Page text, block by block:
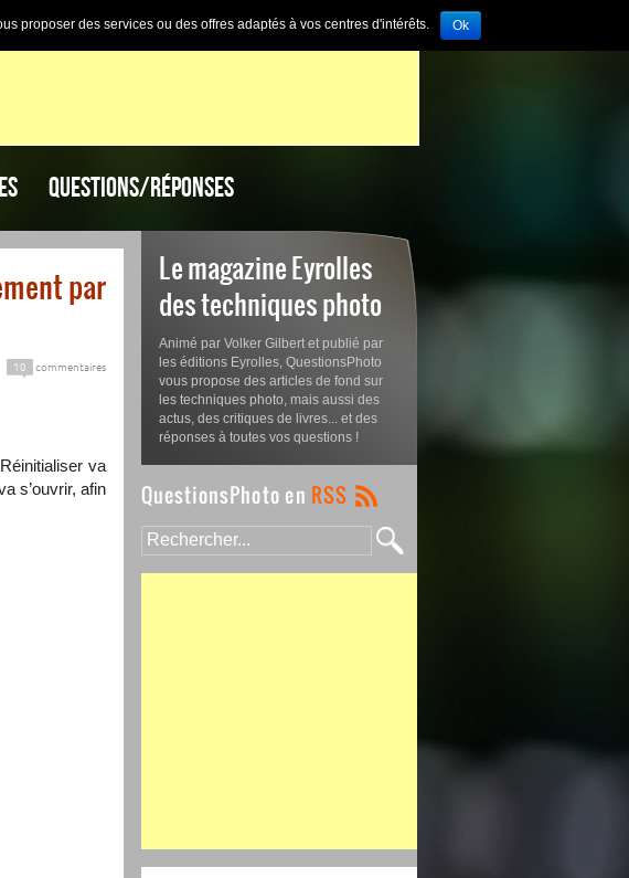
QUESTIONS/RÉPONSES
par
10 commentaires
va
s’ouvrir, afin
Le magazine Eyrolles
des techniques photo
Animé par Volker Gilbert et publié par
les éditions Eyrolles, QuestionsPhoto
vous propose des articles de fond sur
les techniques photo, mais aussi des
actus, des critiques de livres... et des
réponses à toutes vos questions !
proposer des services ou des offres adaptés à vos centres d'intérêts. Ok